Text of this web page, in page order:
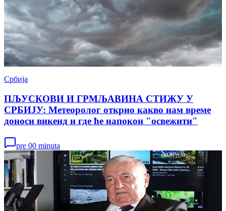
Србија
ПЉУСКОВИ И ГРМЉАВИНА СТИЖУ У
СРБИЈУ: Метеоролог открио какво нам време
доноси викенд и где ће напокон "освежити"
pre 00 minuta